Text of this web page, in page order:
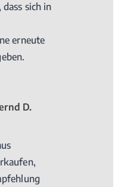
sich in
erneute
D.